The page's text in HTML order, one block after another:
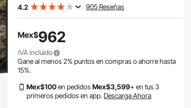
4.2 905 Reseñas
Mex$962
IVA incluido
Gane al menos2% puntos en compras o ahorre hasta
15%.
Mex$100en pedidosMex$3,599+ en tus 3
primeros pedidos en app. Descarga Ahora